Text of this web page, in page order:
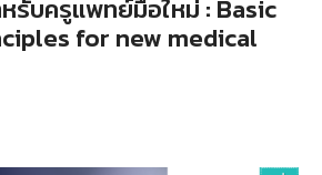
รับครูแพทย์มือใหม่ : Basic
for new medical